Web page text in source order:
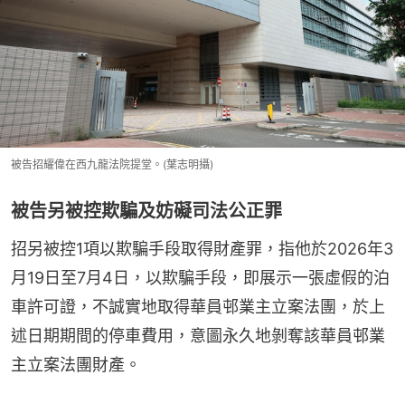
被告招耀偉在西九龍法院提堂。(葉志明攝)
被告另被控欺騙及妨礙司法公正罪
招另被控1項以欺騙手段取得財產罪，指他於2026年3
月19日至7月4日，以欺騙手段，即展示一張虛假的泊
車許可證，不誠實地取得華員邨業主立案法團，於上
述日期期間的停車費用，意圖永久地剝奪該華員邨業
主立案法團財產。